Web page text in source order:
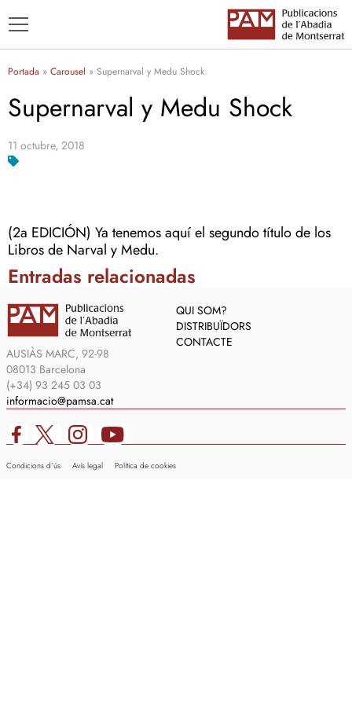
TÍTOLS
Portada » Carousel » Supernarval y Medu Shock
Supernarval y Medu Shock
11 octubre, 2018
(2a EDICIÓN) Ya tenemos aquí el segundo título de los
Libros de Narval y Medu.
Entradas relacionadas
AUSIÀS MARC, 92-98
08013 Barcelona
(+34) 93 245 03 03
informacio@pamsa.cat
QUI SOM?
DISTRIBUÏDORS
CONTACTE
Condicions d’ús Avís legal Política de cookies